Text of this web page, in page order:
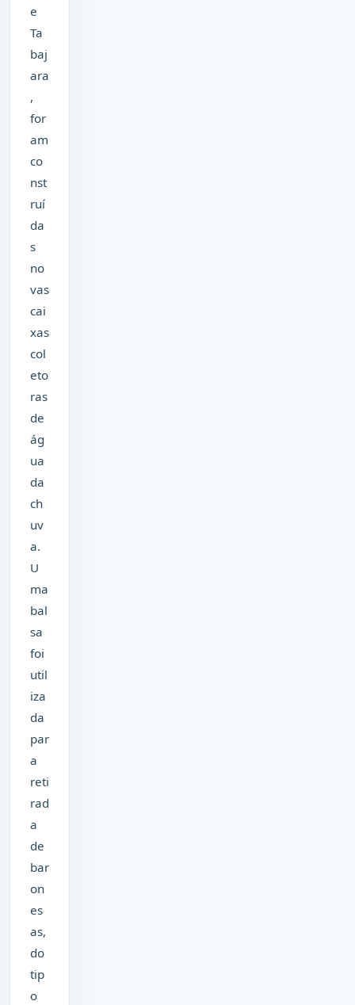
e
Ta
baj
ara
,
for
am
co
nst
ruí
da
s
no
vas
cai
xas
col
eto
ras
de
ág
ua
da
ch
uv
a.
U
ma
bal
sa
foi
util
iza
da
par
a
reti
rad
a
de
bar
on
es
as,
do
tip
o